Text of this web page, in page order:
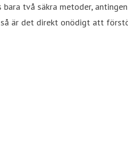
två säkra metoder,
är det direkt onödigt att